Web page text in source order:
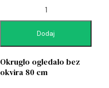
Dodaj
Okruglo ogledalo bez
okvira 80 cm